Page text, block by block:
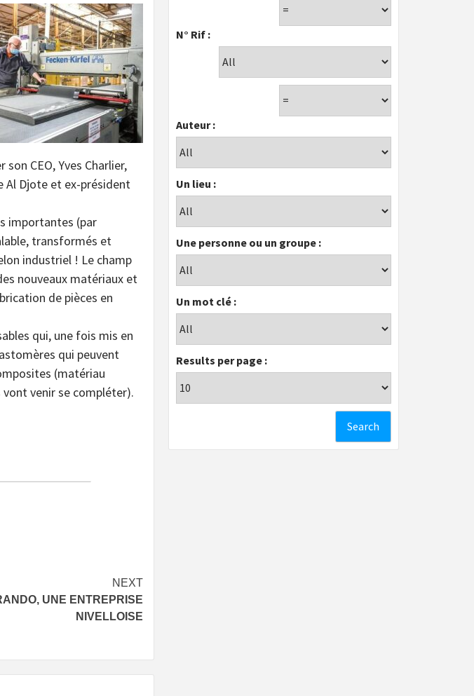
CEO, Yves Charlier,
Al Djote et ex-président
importantes (par
transformés et
industriel ! Le champ
nouveaux matériaux et
de pièces en
qui, une fois mis en
qui peuvent
(matériau
venir se compléter).
NEXT
UNE ENTREPRISE
NIVELLOISE
N° Rif :
Auteur :
Un lieu :
Une personne ou un groupe :
Un mot clé :
Results per page :